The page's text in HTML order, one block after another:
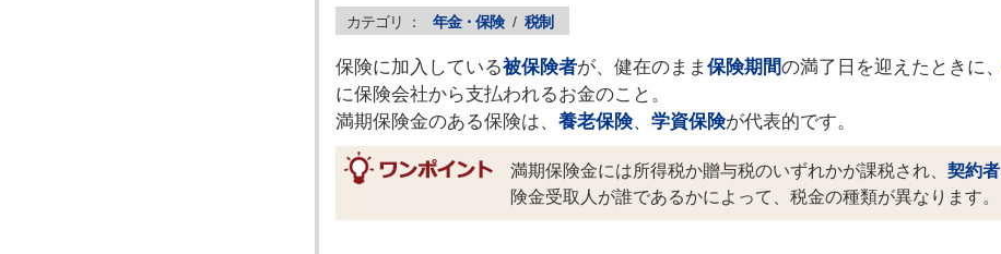
カテゴリ ： 年金・保険 / 税制
保険に加入している被保険者が、健在のまま 保険期間の満了日を迎えたときに、
に保険会社から支払われるお金のこと。
満期保険金のある保険は、 養老保険、 学資保険が代表的です。
満期保険金には所得税か贈与税のいずれかが課税され、 契約者
険金受取人が誰であるかによって、税金の種類が異なります。